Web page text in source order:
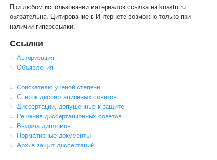
При любом использовании материалов ссылка на knastu.ru
обязательна. Цитирование в Интернете возможно только при
наличии гиперссылки.
Ссылки
Авторизация
Объявления
Соискателю ученой степени
Список диссертационных советов
Диссертации, допущенные к защите
Решения диссертационных советов
Выдача дипломов
Нормативные документы
Архив защит диссертаций